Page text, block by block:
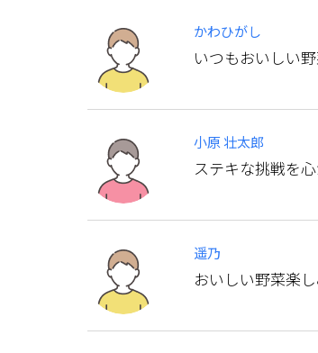
かわひがし
いつもおいしい
小原 壮太郎
ステキな挑戦を
遥乃
おいしい野菜楽